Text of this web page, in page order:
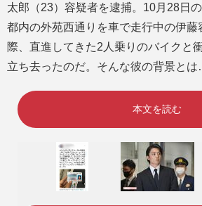
太郎（23）容疑者を逮捕。10月28日
都内の外苑西通りを車で走行中の伊藤
際、直進してきた2人乗りのバイクと
立ち去ったのだ。そんな彼の背景と
本文を読む